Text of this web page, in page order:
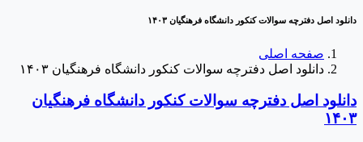
دانلود اصل دفترچه سوالات کنکور دانشگاه فرهنگیان ۱۴۰۳
صفحه اصلی
دانلود اصل دفترچه سوالات کنکور دانشگاه فرهنگیان ۱۴۰۳
دانلود اصل دفترچه سوالات کنکور دانشگاه فرهنگیان
۱۴۰۳